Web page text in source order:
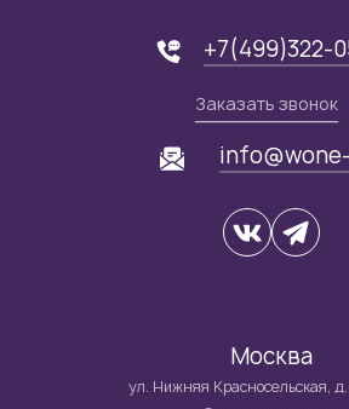
+7(499)322-
Заказать звонок
Москва
ул. Нижняя Красносельская,